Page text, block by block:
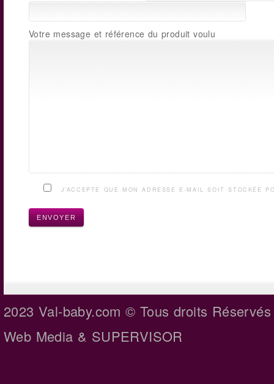
Votre message et référence du produit voulu
J’ACCEPTE QUE MON ADRESSE E-MAIL SOIT STOCKÉE
2023 Val-baby.com © Tous droits Réservés
Web Media & SUPERVISOR